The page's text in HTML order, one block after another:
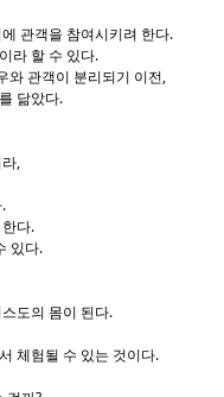
관객을 참여시키려 한다.
라 할 수 있다.
와 관객이 분리되기 이전,
닮았다.
,
다.
있다.
도의 몸이 된다.
체험될 수 있는 것이다.